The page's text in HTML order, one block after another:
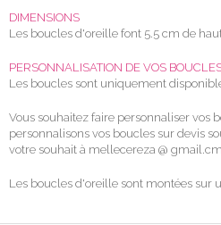
DIMENSIONS
Les boucles d'oreille font 5.5 cm de
PERSONNALISATION DE VOS
Les boucles sont uniquement
Vous souhaitez faire personnaliser vos
personnalisons vos boucles sur devis
votre souhait à mellecereza @ gmail.cm
Les boucles d'oreille sont montées sur